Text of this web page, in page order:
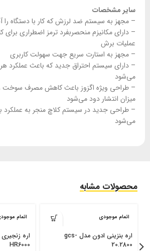
سایر مشخصات
– مجهز به سیستم ضد لرزش که کار با دستگاه را
– دارای مکانیزم منحصربفرد ترمز اضطراری
عملیات برش
– مجهز به استارت سریع جهت سهولت کاربری
– دارای سیستم احتراق جدید که باعث عملکرد
می‌شود
– طراحی ویژه اگزوز باعث کاهش مصرف سوخت
میزان انتشار دود می‌شود
– طراحی جدید در سیستم کلاچ منجر به عملکرد
می‌شود
محصولات مشابه
اتمام موجودی
اره بنزینی ادون مدل gcs-
20.2800
اتمام
اره
HR6000